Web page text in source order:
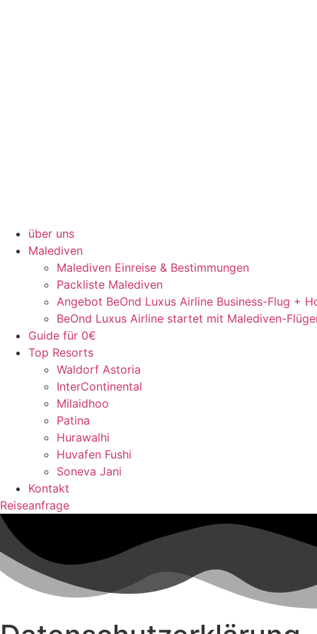
über uns
Malediven
Malediven Einreise & Bestimmungen
Packliste Malediven
Angebot BeOnd Luxus Airline Business-Flug +
BeOnd Luxus Airline startet mit Malediven-
Guide für 0€
Top Resorts
Waldorf Astoria
InterContinental
Milaidhoo
Patina
Hurawalhi
Huvafen Fushi
Soneva Jani
Kontakt
Reiseanfrage